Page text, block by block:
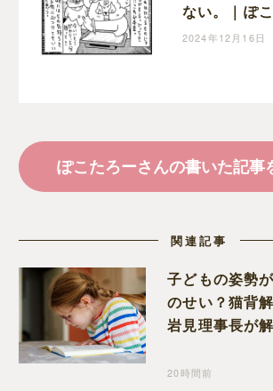
ない。｜ぽ
漫画
2024年12月16日
ぽこたろーさんの書いた記事
関連記事
子どもの姿勢
のせい？猫背
岩見理事長が
20時間前